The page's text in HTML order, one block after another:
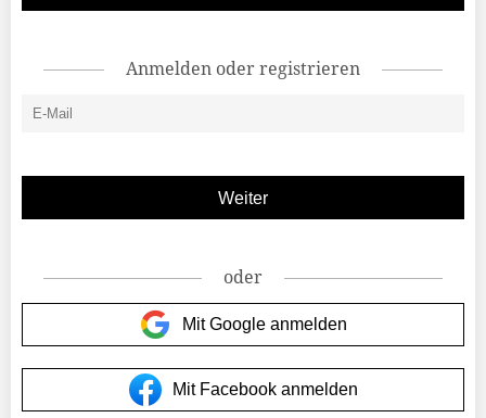
Anmelden oder registrieren
oder
Mit Google anmelden
Mit Facebook anmelden